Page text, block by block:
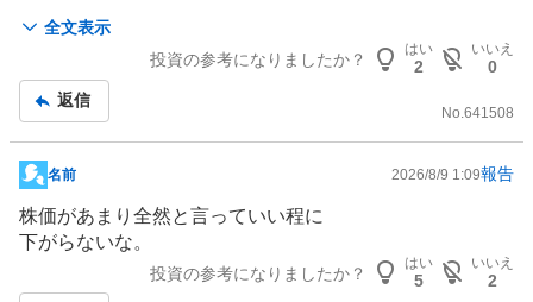
全文表示
企業価値、株価上昇期待してます
投資の参考になりましたか？
はい
2
いいえ
0
返信
No. 641508
掲
示
板
事
名前 2026/8/9 1:09報告
株価があまり全然と言っていい程に
下がらないな。
投資の参考になりましたか？
はい
5
いいえ
2